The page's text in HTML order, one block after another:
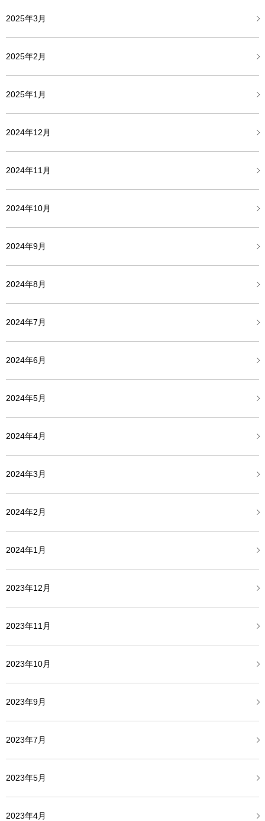
2025年3月
2025年2月
2025年1月
2024年12月
2024年11月
2024年10月
2024年9月
2024年8月
2024年7月
2024年6月
2024年5月
2024年4月
2024年3月
2024年2月
2024年1月
2023年12月
2023年11月
2023年10月
2023年9月
2023年7月
2023年5月
2023年4月